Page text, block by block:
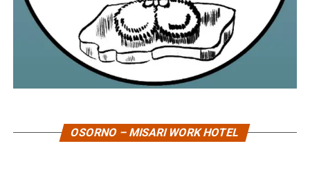
OSORNO – MISARI WORK HOTEL